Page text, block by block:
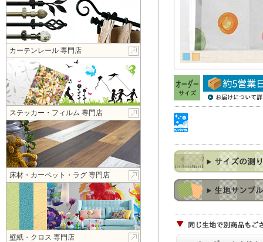
カーテンレール 専門店
ステッカー・フィルム 専門店
床材・カーペット・ラグ 専門店
壁紙・クロス 専門店